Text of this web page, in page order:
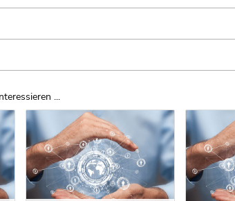
...